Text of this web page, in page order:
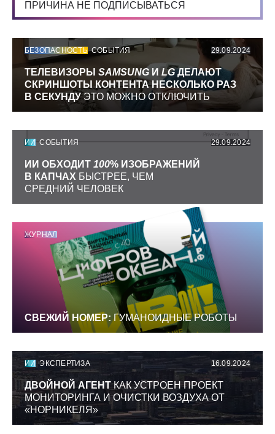
ПРИЧИНА НЕ ПОДПИСЫВАТЬСЯ
БЕЗОПАСНОСТЬ СОБЫТИЯ 29.09.2024
ТЕЛЕВИЗОРЫ SAMSUNG И LGДЕЛАЮТ
СКРИНШОТЫ КОНТЕНТА НЕСКОЛЬКО РАЗ
В СЕКУНДУЭТО МОЖНО ОТКЛЮЧИТЬ
ИИ СОБЫТИЯ 29.09.2024
ИИ ОБХОДИТ 100% ИЗОБРАЖЕНИЙ
В КАПЧАХ БЫСТРЕЕ, ЧЕМ
СРЕДНИЙ ЧЕЛОВЕК
ЖУРНАЛ
СВЕЖИЙ НОМЕР: ГУМАНОИДНЫЕ РОБОТЫ
ИИ ЭКСПЕРТИЗА 16.09.2024
ДВОЙНОЙ АГЕНТКАК УСТРОЕН ПРОЕКТ
МОНИТОРИНГА И ОЧИСТКИ ВОЗДУХА ОТ
«НОРНИКЕЛЯ»